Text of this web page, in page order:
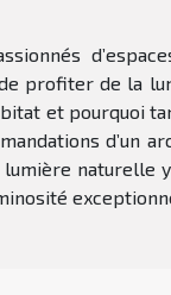
profiter de la
et pourquoi
d’un
naturelle